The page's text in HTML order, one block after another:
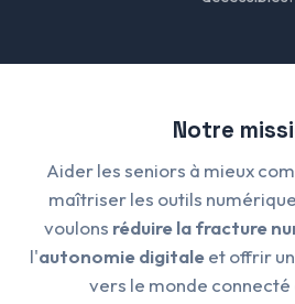
Notre
Aider les seniors à mieux
maîtriser les outils
voulons réduire la fracture
l'autonomie digitaleet offrir
vers le monde connecté